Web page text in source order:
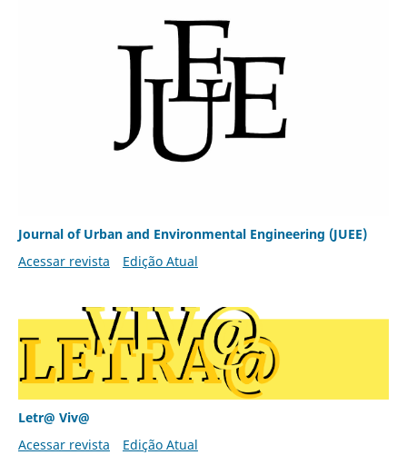
Journal of Urban and Environmental Engineering (JUEE)
Acessar revista
Edição Atual
Letr@ Viv@
Acessar revista
Edição Atual